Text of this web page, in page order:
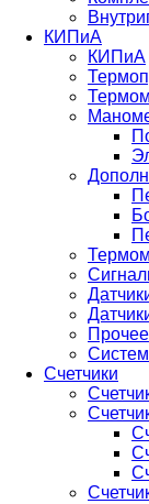
КИПиА
КИПиА
Прочее
Счетчики